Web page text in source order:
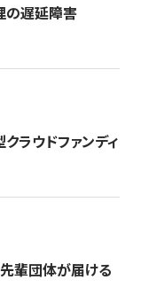
の遅延障害
ラウドファンディ
輩団体が届ける